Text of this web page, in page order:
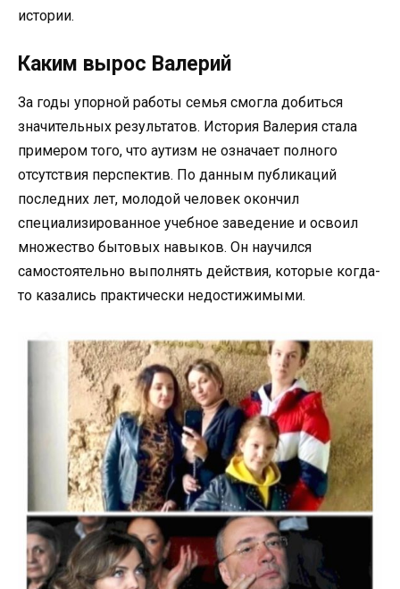
истории.
Каким вырос Валерий
За годы упорной работы семья смогла добиться
значительных результатов. История Валерия стала
примером того, что аутизм не означает полного
отсутствия перспектив. По данным публикаций
последних лет, молодой человек окончил
специализированное учебное заведение и освоил
множество бытовых навыков. Он научился
самостоятельно выполнять действия, которые когда-
то казались практически недостижимыми.